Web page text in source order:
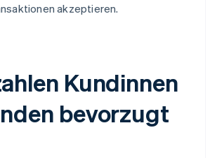
akzeptieren.
Kundinnen
bevorzugt